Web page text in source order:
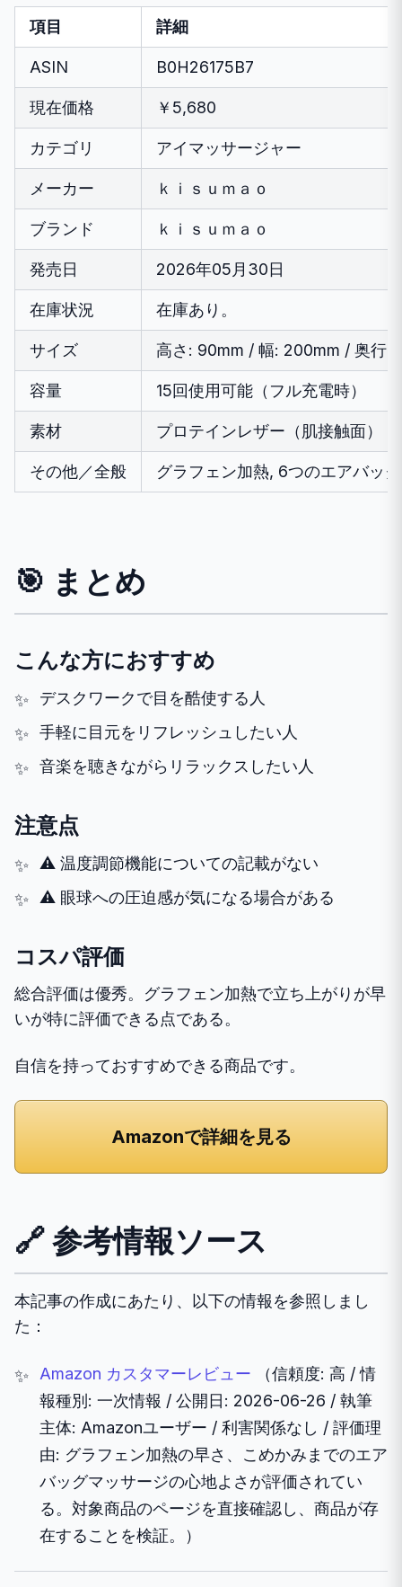
項目 詳細
ASIN B0H26175B7
現在価格 ￥5,680
カテゴリ アイマッサージャー
メーカー ｋｉｓｕｍａｏ
ブランド ｋｉｓｕｍａｏ
発売日 2026年05月30日
在庫状況 在庫あり。
サイズ 高さ: 90mm / 幅: 200mm / 奥行
容量 15回使用可能（フル充電時）
素材 プロテインレザー（肌接触面）
その他／全般 グラフェン加熱, 6つのエアバッ
🎯 まとめ
こんな方におすすめ
デスクワークで目を酷使する人
手軽に目元をリフレッシュしたい人
音楽を聴きながらリラックスしたい人
注意点
⚠️ 温度調節機能についての記載がない
⚠️ 眼球への圧迫感が気になる場合がある
コスパ評価
総合評価は優秀。グラフェン加熱で立ち上がりが早
いが特に評価できる点である。
自信を持っておすすめできる商品です。
Amazonで詳細を見る
🔗 参考情報ソース
本記事の作成にあたり、以下の情報を参照しまし
た：
Amazon カスタマーレビュー （信頼度: 高 / 情
報種別: 一次情報 / 公開日: 2026-06-26 / 執筆
主体: Amazonユーザー / 利害関係なし / 評価理
由: グラフェン加熱の早さ、こめかみまでのエア
バッグマッサージの心地よさが評価されてい
る。対象商品のページを直接確認し、商品が存
在することを検証。）